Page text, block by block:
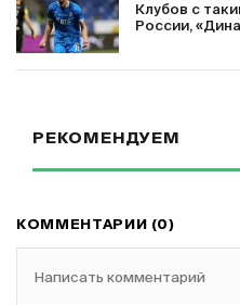
Клубов с
России,
РЕКОМЕНДУЕМ
КОММЕНТАРИИ (0)
Написать комментарий